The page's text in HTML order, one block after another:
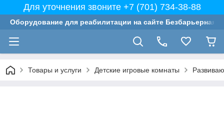
Для уточнения звоните +7 (701) 734-38-88
Оборудование для реабилитации на сайте Безбарьерная
Товары и услуги Детские игровые комнаты